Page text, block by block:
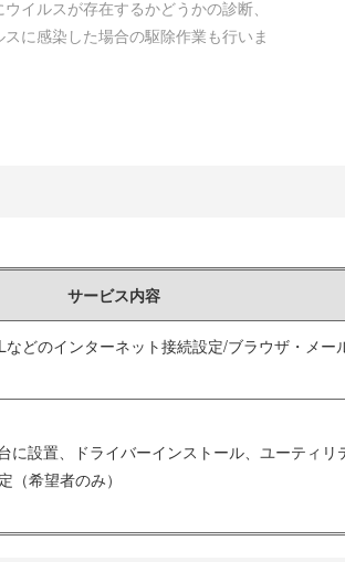
イルスが存在するかどうかの診断、
に感染した場合の駆除作業も行いま
サービス内容
どのインターネット接続設定/ブラウザ・メー
に設置、ドライバーインストール、ユーティ
（希望者のみ）